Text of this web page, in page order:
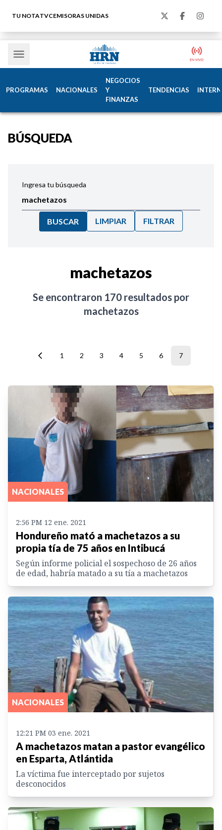
TU NOTATVCEMISORAS UNIDAS
PROGRAMAS NACIONALES
NEGOCIOS
Y
FINANZAS
TENDENCIAS
BÚSQUEDA
Ingresa tu búsqueda
BUSCAR LIMPIAR FILTRAR
machetazos
Se encontraron 170 resultados por
machetazos
1 2 3 4 5 6 7
NACIONALES
2:56 PM 12 ene. 2021
Hondureño mató a machetazos a su
propia tía de 75 años en Intibucá
Según informe policial el sospechoso de 26 años
de edad, habría matado a su tía a machetazos
NACIONALES
12:21 PM 03 ene. 2021
A machetazos matan a pastor evangélico
en Esparta, Atlántida
La víctima fue interceptado por sujetos
desconocidos